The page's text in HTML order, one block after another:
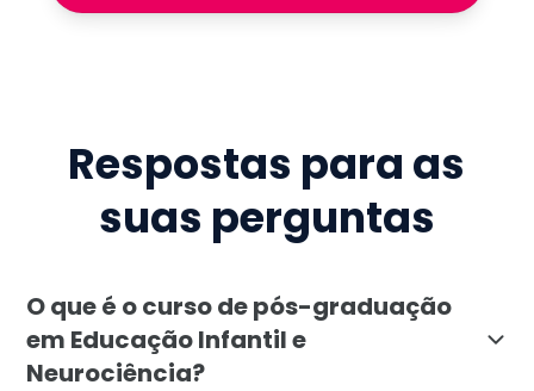
Respostas para as
suas perguntas
O que é o curso de pós-graduação
em Educação Infantil e
Neurociência?